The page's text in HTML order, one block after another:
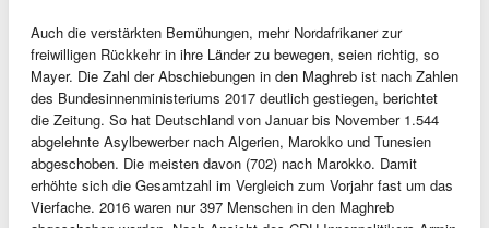
Auch die verstärkten Bemühungen, mehr Nordafrikaner zur
freiwilligen Rückkehr in ihre Länder zu bewegen, seien richtig, so
Mayer. Die Zahl der Abschiebungen in den Maghreb ist nach Zahlen
des Bundesinnenministeriums 2017 deutlich gestiegen, berichtet
die Zeitung. So hat Deutschland von Januar bis November 1.544
abgelehnte Asylbewerber nach Algerien, Marokko und Tunesien
abgeschoben. Die meisten davon (702) nach Marokko. Damit
erhöhte sich die Gesamtzahl im Vergleich zum Vorjahr fast um das
Vierfache. 2016 waren nur 397 Menschen in den Maghreb